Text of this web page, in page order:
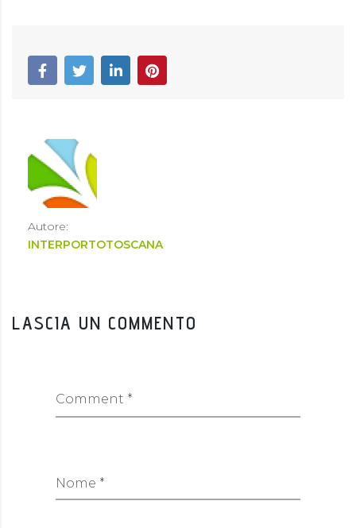
Autore:
INTERPORTOTOSCANA
LASCIA UN COMMENTO
Comment *
Nome *